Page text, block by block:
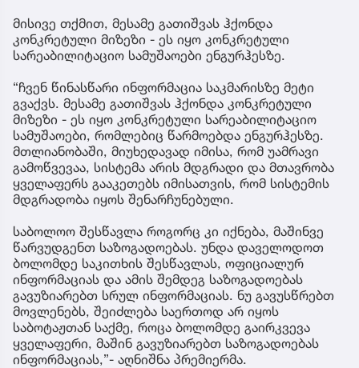
მისივე თქმით, მესამე გათიშვას ჰქონდა
კონკრეტული მიზეზი - ეს იყო კონკრეტული
სარეაბილიტაციო სამუშაოები ენგურჰესზე.
“ჩვენ წინასწარი ინფორმაცია საკმარისზე მეტი
გვაქვს. მესამე გათიშვას ჰქონდა კონკრეტული
მიზეზი - ეს იყო კონკრეტული სარეაბილიტაციო
სამუშაოები, რომლებიც წარმოებდა ენგურჰესზე.
მთლიანობაში, მიუხედავად იმისა, რომ უამრავი
გამოწვევაა, სისტემა არის მდგრადი და მთავრობა
ყველაფერს გააკეთებს იმისათვის, რომ სისტემის
მდგრადობა იყოს შენარჩუნებული.
საბოლოო შესწავლა როგორც კი იქნება, მაშინვე
წარვუდგენთ საზოგადოებას. უნდა დაველოდოთ
ბოლომდე საკითხის შესწავლას, ოფიციალურ
ინფორმაციას და ამის შემდეგ საზოგადოებას
გავუზიარებთ სრულ ინფორმაციას. ნუ გავუსწრებთ
მოვლენებს, შეიძლება საერთოდ არ იყოს
საბოტაჟთან საქმე, როცა ბოლომდე გაირკვევა
ყველაფერი, მაშინ გავუზიარებთ საზოგადოებას
ინფორმაციას,”- აღნიშნა პრემიერმა.